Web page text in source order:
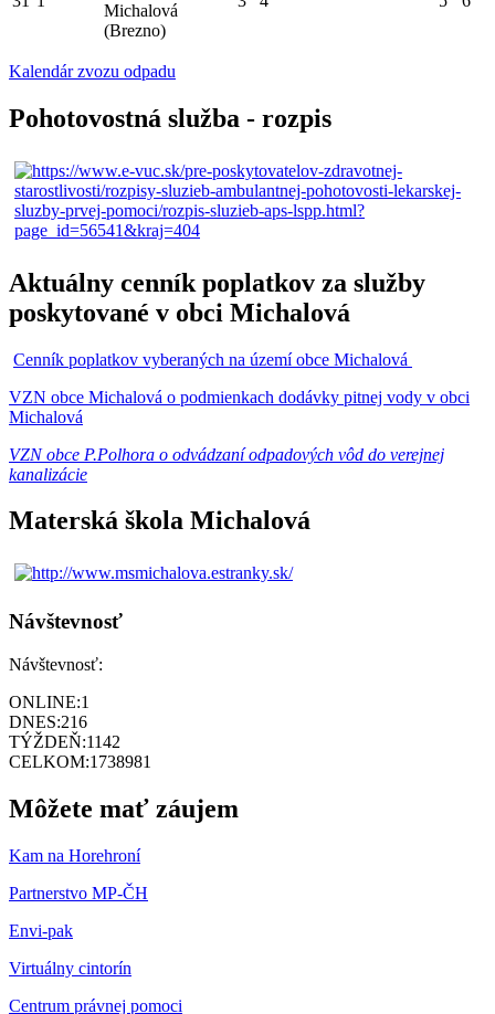
Michalová
(Brezno)
Kalendár zvozu odpadu
Pohotovostná služba - rozpis
Aktuálny cenník poplatkov za služby
poskytované v obci Michalová
Cenník poplatkov vyberaných na území obce Michalová
VZN obce Michalová o podmienkach dodávky pitnej vody v obci
Michalová
VZN obce P.Polhora o odvádzaní odpadových vôd do verejnej
kanalizácie
Materská škola Michalová
Návštevnosť
Návštevnosť:
ONLINE:1
DNES:216
TÝŽDEŇ:1142
CELKOM:1738981
Môžete mať záujem
Kam na Horehroní
Partnerstvo MP-ČH
Envi-pak
Virtuálny cintorín
Centrum právnej pomoci